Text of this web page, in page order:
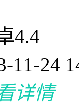
4.4
11-24
详情